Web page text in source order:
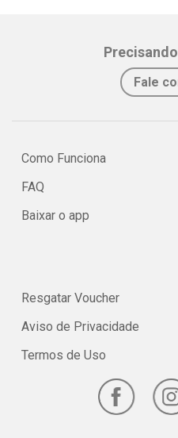
Fale
Como Funciona
FAQ
Baixar o app
Resgatar Voucher
Aviso de Privacidade
Termos de Uso